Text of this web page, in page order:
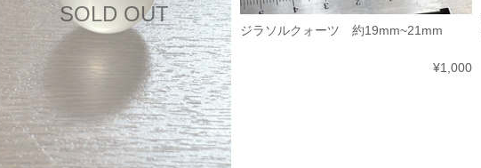
SOLD OUT
ジラソルクォーツ 約19mm~21mm
¥1,000